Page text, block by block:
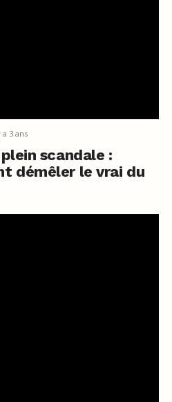
a 3 ans
plein scandale :
démêler le vrai du